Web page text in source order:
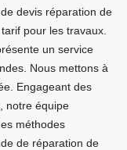
devis réparation de
pour les travaux.
un service
Nous mettons à
Engageant des
notre équipe
méthodes
de réparation de